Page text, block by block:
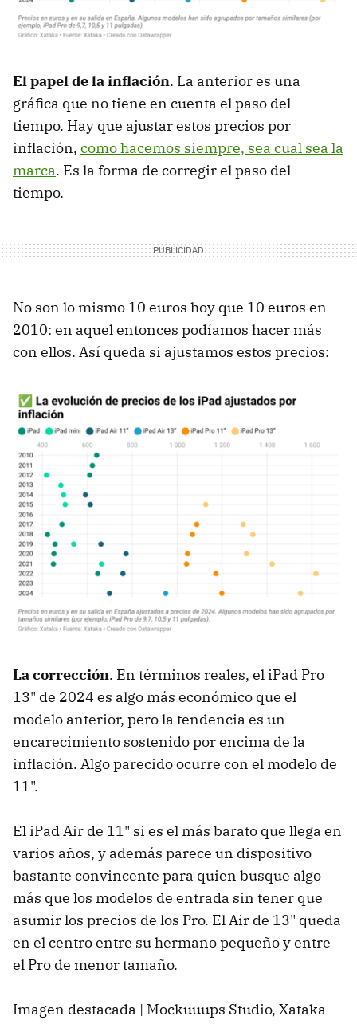
El papel de la inflación. La anterior es una
gráfica que no tiene en cuenta el paso del
tiempo. Hay que ajustar estos precios por
inflación, como hacemos siempre, sea cual sea la
marca. Es la forma de corregir el paso del
tiempo.
No son lo mismo 10 euros hoy que 10 euros en
2010: en aquel entonces podíamos hacer más
con ellos. Así queda si ajustamos estos precios:
La corrección. En términos reales, el iPad Pro
13" de 2024 es algo más económico que el
modelo anterior, pero la tendencia es un
encarecimiento sostenido por encima de la
inflación. Algo parecido ocurre con el modelo de
11".
El iPad Air de 11" si es el más barato que llega en
varios años, y además parece un dispositivo
bastante convincente para quien busque algo
más que los modelos de entrada sin tener que
asumir los precios de los Pro. El Air de 13" queda
en el centro entre su hermano pequeño y entre
el Pro de menor tamaño.
Imagen destacada | Mockuuups Studio, Xataka